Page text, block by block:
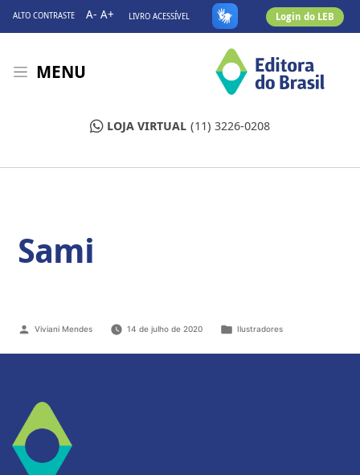
ALTO CONTRASTE A- A+ LIVRO ACESSÍVEL Login do LEB
MENU
LOJA VIRTUAL (11) 3226-0208
Sami
Viviani Mendes 14 de julho de 2020 Ilustradores